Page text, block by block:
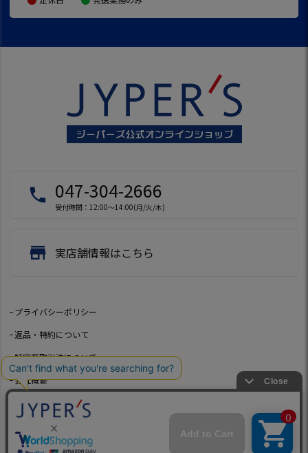
local_phone 047-304-2666
受付時間：12:00～14:00(月/火/木)
store 実店舗情報はこちら
プライバシーポリシー
返品・特約について
特定商取引法について
会社概要
よくあるご質問
お問い合わせ